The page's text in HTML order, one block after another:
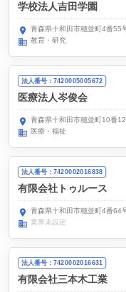
学校法人吉田学園
青森県十和田市穂並町4番55
教育・研究
法人番号：7420005005672
医療法人岑俊会
青森県十和田市穂並町10番
医療・福祉
法人番号：7420002016838
有限会社トゥルース
青森県十和田市穂並町4番64
業界未設定
法人番号：7420002016631
有限会社三本木工業